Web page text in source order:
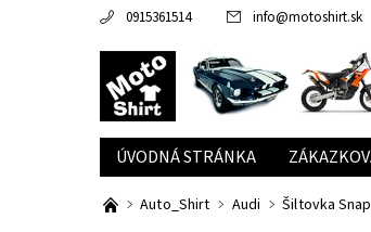
0915361514 info@motoshirt.sk
ÚVODNÁ STRÁNKA
Auto_Shirt Audi Šiltovka